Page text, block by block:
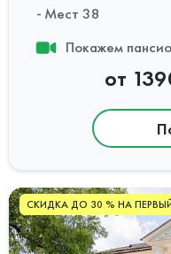
Мест 38
Покажем
от
СКИДКА ДО 30 % НА